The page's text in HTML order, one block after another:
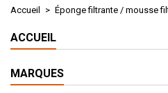
Accueil Éponge filtrante / mousse
ACCUEIL
MARQUES